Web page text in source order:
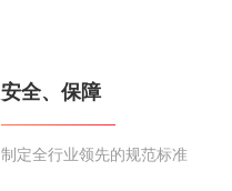
安全、保障
制定全行业领先的规范标准